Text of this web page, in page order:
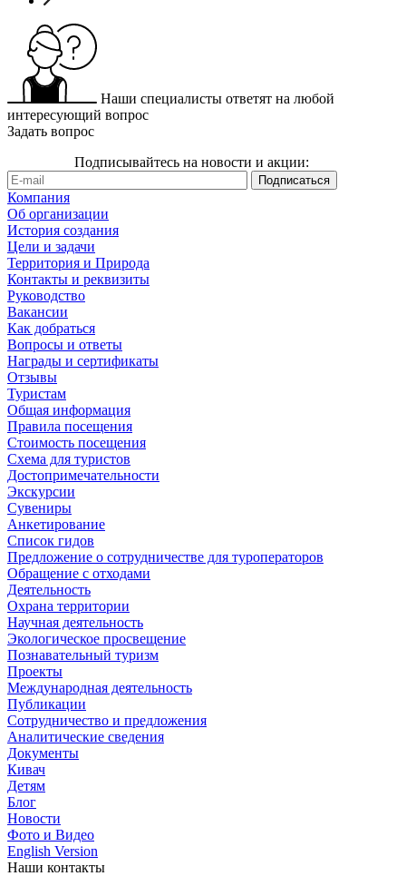
Наши специалисты ответят на любой
интересующий вопрос
Задать вопрос
Подписывайтесь на новости и акции:
Компания
Об организации
История создания
Цели и задачи
Территория и Природа
Контакты и реквизиты
Руководство
Вакансии
Как добраться
Вопросы и ответы
Награды и сертификаты
Отзывы
Туристам
Общая информация
Правила посещения
Стоимость посещения
Схема для туристов
Достопримечательности
Экскурсии
Сувениры
Анкетирование
Список гидов
Предложение о сотрудничестве для туроператоров
Обращение с отходами
Деятельность
Охрана территории
Научная деятельность
Экологическое просвещение
Познавательный туризм
Проекты
Международная деятельность
Публикации
Сотрудничество и предложения
Аналитические сведения
Документы
Кивач
Детям
Блог
Новости
Фото и Видео
English Version
Наши контакты